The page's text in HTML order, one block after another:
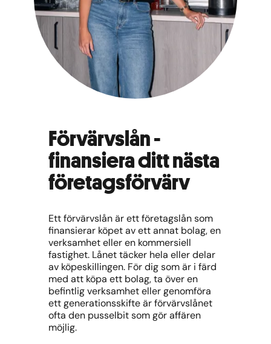
Förvärvslån -
finansiera ditt nästa
företagsförvärv
Ett förvärvslån är ett företagslån som
finansierar köpet av ett annat bolag, en
verksamhet eller en kommersiell
fastighet. Lånet täcker hela eller delar
av köpeskillingen. För dig som är i färd
med att köpa ett bolag, ta över en
befintlig verksamhet eller genomföra
ett generationsskifte är förvärvslånet
ofta den pusselbit som gör affären
möjlig.